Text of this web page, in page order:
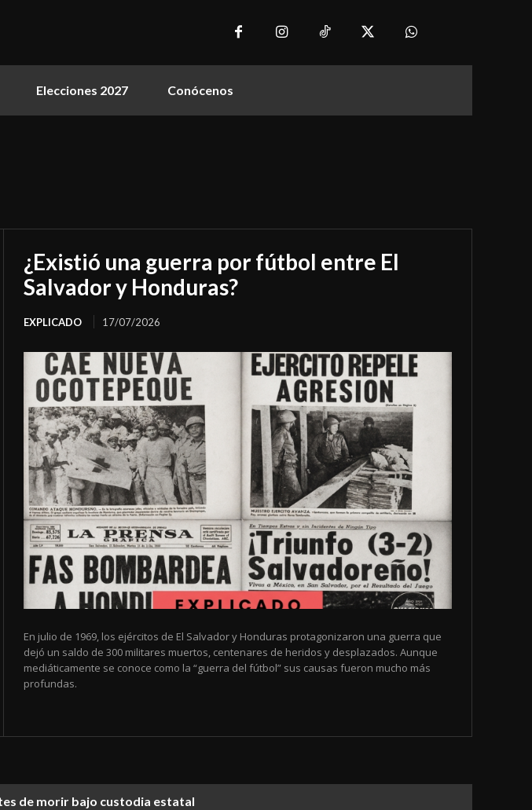
Elecciones 2027 Conócenos
¿Existió una guerra por fútbol entre El
Salvador y Honduras?
EXPLICADO 17/07/2026
En julio de 1969, los ejércitos de El Salvador y Honduras protagonizaron una guerra que
dejó un saldo de 300 militares muertos, centenares de heridos y desplazados. Aunque
mediáticamente se conoce como la “guerra del fútbol” sus causas fueron mucho más
profundas.
de morir bajo custodia estatal